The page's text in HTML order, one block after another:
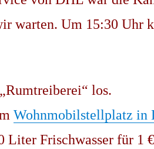
warten. Um 15:30 Uhr
los.
Wohnmobilstellplatz in
Liter Frischwasser für 1